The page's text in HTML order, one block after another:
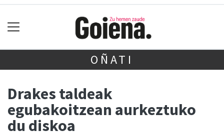
OÑATI
Drakes taldeak
egubakoitzean aurkeztuko
du diskoa